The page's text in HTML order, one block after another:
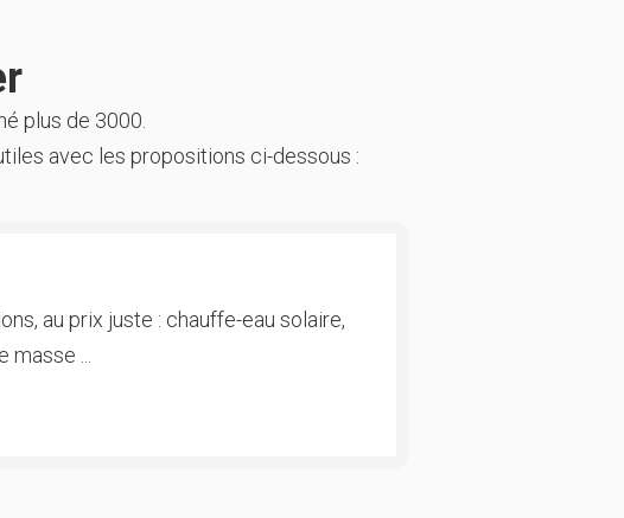
plus de 3000.
avec les propositions ci-dessous :
au prix juste : chauffe-eau solaire,
...